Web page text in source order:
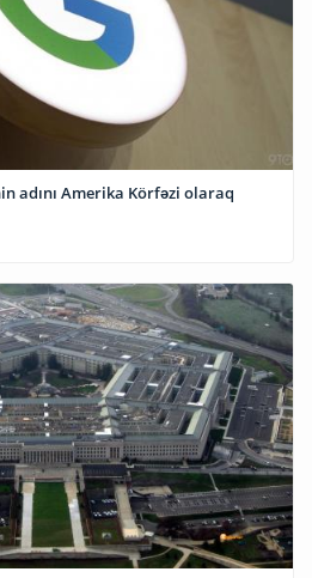
adını Amerika Körfəzi olaraq